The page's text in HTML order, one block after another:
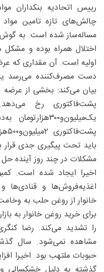
رییس اتحادیه بنکداران
چالش‌های تازه تامین
مساله‌ساز شده است. به گوش
اختلال همراه بوده و
اولیه است. آن مقداری که
دست مصرف‌کننده می‌رسد
بیان می‌کند: بخشی از
پشت‌فاکتوری رخ
باید تحت پیگیری جدی قرار
مشکلات در چند روز آینده
اغذیه‌فروش‌ها و قنادی‌ها
خانوار از روغن حلب به
برای خرید روغن خانوار به
را تشدید می‌کند. رضا
مشاهده نمی‌شود. سال
حبوبات ملتهب بود. اخیرا